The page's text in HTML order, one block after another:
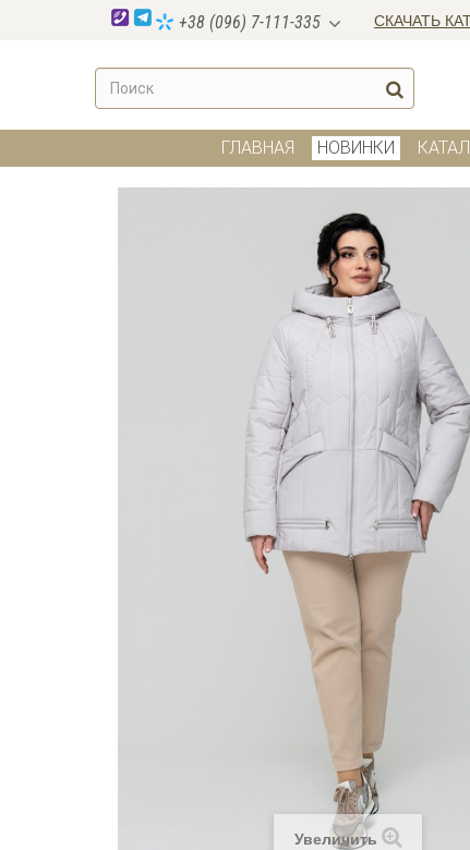
+38 (096) 7-111-335 СКАЧАТЬ
ГЛАВНАЯ НОВИНКИ
Увеличить